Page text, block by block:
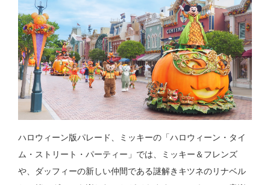
ハロウィーン版パレード、ミッキーの「ハロウィーン・タイ
ム・ストリート・パーティー」では、ミッキー＆フレンズ
や、ダッフィーの新しい仲間である謎解きキツネのリナベル